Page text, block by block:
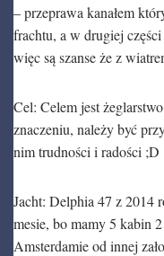
– przeprawa kanałem
frachtu, a w drugiej części
więc są szanse że z
Cel: Celem jest
znaczeniu, należy być
nim trudności i radości
Jacht: Delphia 47 z 2014
mesie, bo mamy 5 kabin
Amsterdamie od innej